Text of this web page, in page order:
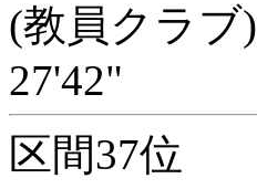
(教員クラブ)
27'42"
区間37位